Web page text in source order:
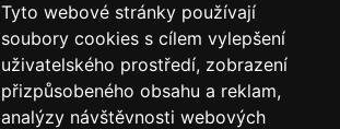
Tyto webové stránky používají
soubory cookies s cílem vylepšení
uživatelského prostředí, zobrazení
přizpůsobeného obsahu a reklam,
analýzy návštěvnosti webových